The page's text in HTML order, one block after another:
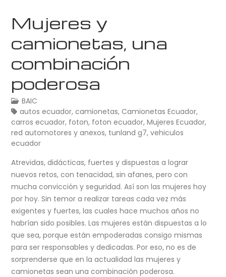
Mujeres y
camionetas, una
combinación
poderosa
BAIC
autos ecuador,camionetas,Camionetas Ecuador,
carros ecuador, foton, foton ecuador,Mujeres Ecuador,
red automotores y anexos, tunland g7,vehiculos
ecuador
Atrevidas, didácticas, fuertes y dispuestas a lograr
nuevos retos, con tenacidad, sin afanes, pero con
mucha convicción y seguridad. Así son las mujeres hoy
por hoy. Sin temor a realizar tareas cada vez más
exigentes y fuertes, las cuales hace muchos años no
habrían sido posibles. Las mujeres están dispuestas a lo
que sea, porque están empoderadas consigo mismas
para ser responsables y dedicadas. Por eso, no es de
sorprenderse que en la actualidad las mujeres y
camionetas sean una combinación poderosa.